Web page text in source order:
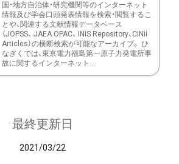
国・地方自治体・研究機関等のインターネット
情報及び学会口頭発表情報を検索・閲覧するこ
とや、関連する文献情報データベース
（JOPSS、 JAEA OPAC、 INIS Repository、CiNii
Articles）の横断検索が可能なアーカイブ。 ひ
なぎくでは、東京電力福島第一原子力発電所事
故に関するインターネット...
最終更新日
2021/03/22